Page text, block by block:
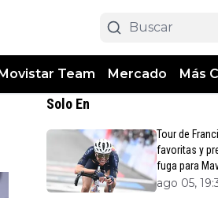
Movistar Team Mercado Más
Solo En
Tour de
favoritas y
fuga para
ago 05,